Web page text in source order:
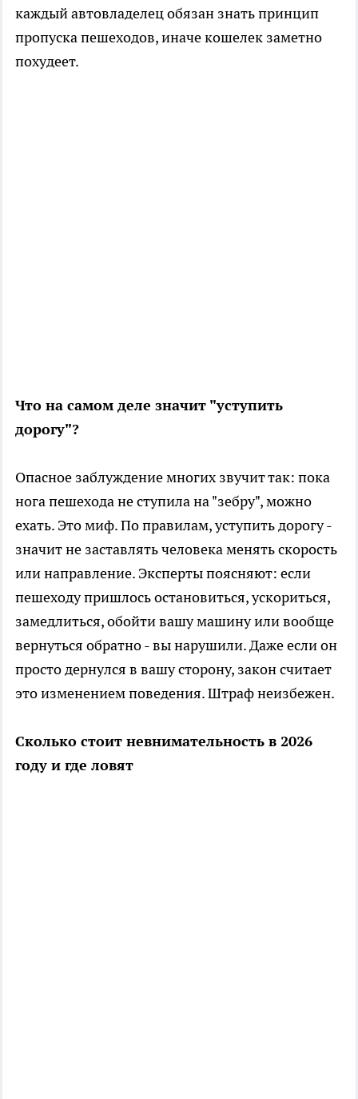
каждый автовладелец обязан знать принцип
пропуска пешеходов, иначе кошелек заметно
похудеет.
Что на самом деле значит "уступить
дорогу"?
Опасное заблуждение многих звучит так: пока
нога пешехода не ступила на "зебру", можно
ехать. Это миф. По правилам, уступить дорогу -
значит не заставлять человека менять скорость
или направление. Эксперты поясняют: если
пешеходу пришлось остановиться, ускориться,
замедлиться, обойти вашу машину или вообще
вернуться обратно - вы нарушили. Даже если он
просто дернулся в вашу сторону, закон считает
это изменением поведения. Штраф неизбежен.
Сколько стоит невнимательность в 2026
году и где ловят